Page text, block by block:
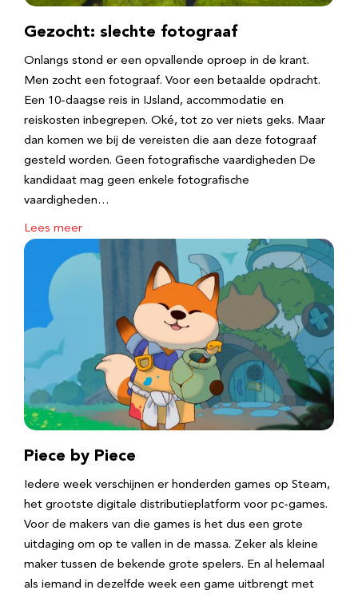
Gezocht: slechte fotograaf
Onlangs stond er een opvallende oproep in de krant.
Men zocht een fotograaf. Voor een betaalde opdracht.
Een 10-daagse reis in IJsland, accommodatie en
reiskosten inbegrepen. Oké, tot zo ver niets geks. Maar
dan komen we bij de vereisten die aan deze fotograaf
gesteld worden. Geen fotografische vaardigheden De
kandidaat mag geen enkele fotografische
vaardigheden…
Lees meer
Piece by Piece
Iedere week verschijnen er honderden games op Steam,
het grootste digitale distributieplatform voor pc-games.
Voor de makers van die games is het dus een grote
uitdaging om op te vallen in de massa. Zeker als kleine
maker tussen de bekende grote spelers. En al helemaal
als iemand in dezelfde week een game uitbrengt met